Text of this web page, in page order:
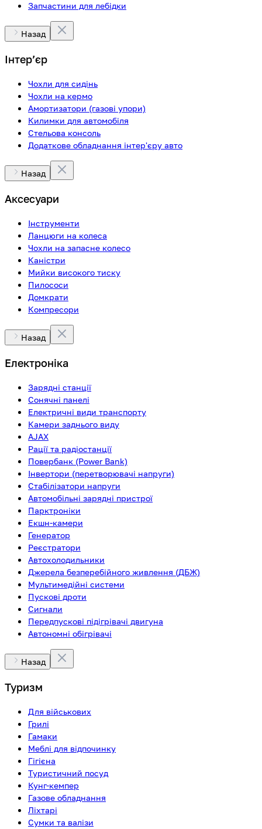
Запчастини для лебідки
Назад
Інтерʼєр
Чохли для сидінь
Чохли на кермо
Амортизатори (газові упори)
Килимки для автомобіля
Стельова консоль
Додаткове обладнання інтер'єру авто
Назад
Аксесуари
Інструменти
Ланцюги на колеса
Чохли на запасне колесо
Каністри
Мийки високого тиску
Пилососи
Домкрати
Компресори
Назад
Електроніка
Зарядні станції
Сонячні панелі
Електричні види транспорту
Камери заднього виду
AJAX
Рації та радіостанції
Повербанк (Power Bank)
Інвертори (перетворювачі напруги)
Стабілізатори напруги
Автомобільні зарядні пристрої
Парктроніки
Екшн-камери
Генератор
Реєстратори
Автохолодильники
Джерела безперебійного живлення (ДБЖ)
Мультимедійні системи
Пускові дроти
Сигнали
Передпускові підігрівачі двигуна
Автономні обігрівачі
Назад
Туризм
Для військових
Грилі
Гамаки
Меблі для відпочинку
Гігієна
Туристичний посуд
Кунг-кемпер
Газове обладнання
Ліхтарі
Сумки та валізи